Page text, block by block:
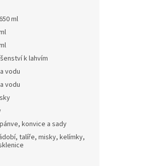
ml
k lahvím
vodu
vodu
konvice a sady
talíře, misky, kelímky,